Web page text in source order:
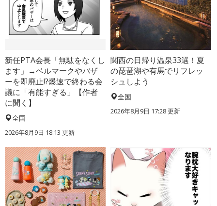
新任PTA会長「無駄をなくし
ます」→ベルマークやバザ
ーを即廃止!?爆速で終わる会
議に「有能すぎる」【作者
に聞く】
全国
2026年8月9日 18:13 更新
関西の日帰り温泉33選！夏
の琵琶湖や有馬でリフレッ
シュしよう
全国
2026年8月9日 17:28更新